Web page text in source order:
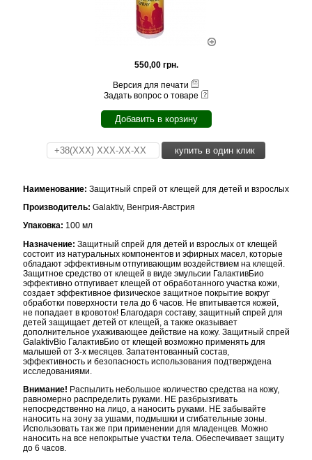
550,00 грн.
Версия для печати
Задать вопрос о товаре
Добавить в корзину
купить в один клик
Наименование: Защитный спрей от клещей для детей и взрослых
Производитель: Galaktiv, Венгрия-Австрия
Упаковка: 100 мл
Назначение: Защитный спрей для детей и взрослых от клещей
состоит из натуральных компонентов и эфирных масел, которые
обладают эффективным отпугивающим воздействием на клещей.
Защитное средство от клещей в виде эмульсии ГалактивБио
эффективно отпугивает клещей от обработанного участка кожи,
создает эффективное физическое защитное покрытие вокруг
обработки поверхности тела до 6 часов. Не впитывается кожей,
не попадает в кровоток! Благодаря составу, защитный спрей для
детей защищает детей от клещей, а также оказывает
дополнительное ухаживающее действие на кожу. Защитный спрей
GalaktivBio ГалактивБио от клещей возможно применять для
малышей от 3-х месяцев. Запатентованный состав,
эффективность и безопасность использования подтверждена
исследованиями.
Внимание! Распылить небольшое количество средства на кожу,
равномерно распределить руками. НЕ разбрызгивать
непосредственно на лицо, а наносить руками. НЕ забывайте
наносить на зону за ушами, подмышки и сгибательные зоны.
Использовать так же при применении для младенцев. Можно
наносить на все непокрытые участки тела. Обеспечивает защиту
до 6 часов.